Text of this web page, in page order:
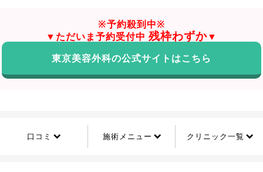
※予約殺到中※
▼ただいま予約受付中 残枠わずか▼
東京美容外科の公式サイトはこちら
口コミ 施術メニュー クリニック一覧